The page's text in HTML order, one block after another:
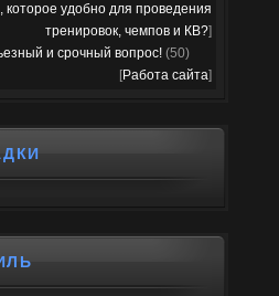
которое удобно для проведения
тренировок, чемпов и КВ?]
и срочный вопрос! (50)
[Работа сайта]